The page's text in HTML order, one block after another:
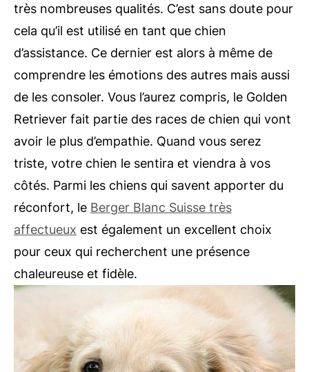
très nombreuses qualités. C’est sans doute pour
cela qu’il est utilisé en tant que chien
d’assistance. Ce dernier est alors à même de
comprendre les émotions des autres mais aussi
de les consoler. Vous l’aurez compris, le Golden
Retriever fait partie des races de chien qui vont
avoir le plus d’empathie. Quand vous serez
triste, votre chien le sentira et viendra à vos
côtés. Parmi les chiens qui savent apporter du
réconfort, le Berger Blanc Suisse très
affectueux est également un excellent choix
pour ceux qui recherchent une présence
chaleureuse et fidèle.